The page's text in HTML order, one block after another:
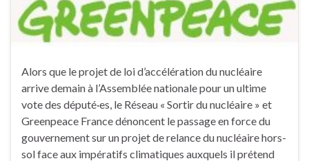
Alors que le projet de loi d’accélération du nucléaire
arrive demain à l’Assemblée nationale pour un ultime
vote des député·es, le Réseau « Sortir du nucléaire » et
Greenpeace France dénoncent le passage en force du
gouvernement sur un projet de relance du nucléaire hors-
sol face aux impératifs climatiques auxquels il prétend